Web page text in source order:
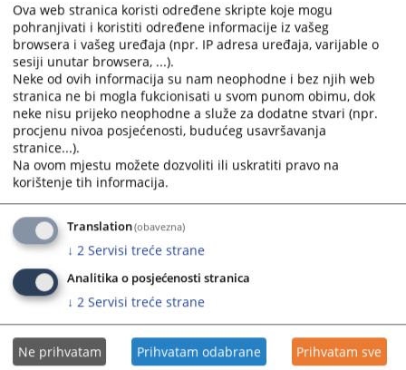
Trenutno nema vijesti
Ova web stranica koristi određene skripte koje mogu
pohranjivati i koristiti određene informacije iz vašeg
browsera i vašeg uređaja (npr. IP adresa uređaja, varijable o
sesiji unutar browsera, ...).
Neke od ovih informacija su nam neophodne i bez njih web
stranica ne bi mogla fukcionisati u svom punom obimu, dok
neke nisu prijeko neophodne a služe za dodatne stvari (npr.
procjenu nivoa posjećenosti, budućeg usavršavanja
stranice...).
Na ovom mjestu možete dozvoliti ili uskratiti pravo na
korištenje tih informacija.
Translation(obavezna)
↓ 2 Servisi treće strane
Analitika o posjećenosti stranica
↓ 2 Servisi treće strane
Ne prihvatam Prihvatam odabrane Prihvatam sve